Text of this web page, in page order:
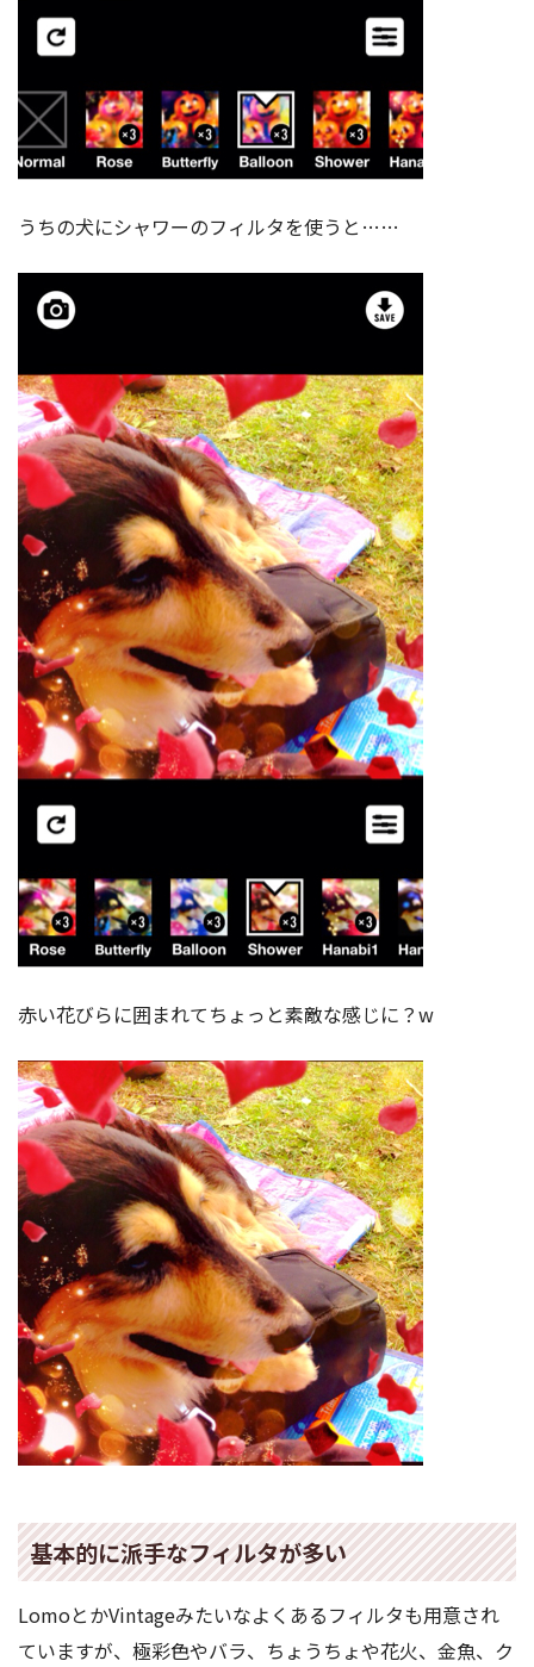
うちの犬にシャワーのフィルタを使うと……
赤い花びらに囲まれてちょっと素敵な感じに？w
基本的に派手なフィルタが多い
LomoとかVintageみたいなよくあるフィルタも用意され
ていますが、極彩色やバラ、ちょうちょや花火、金魚、ク